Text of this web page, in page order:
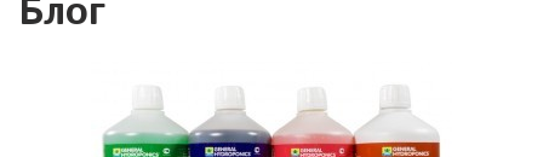
Блог